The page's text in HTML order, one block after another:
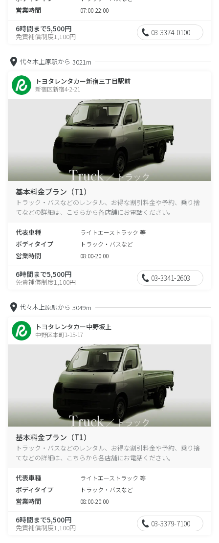
営業時間 07:00-22:00
6時間まで5,500円
免責補償制度1,100円 03-3374-0100
代々木上原駅から 3021m
トヨタレンタカー新宿三丁目駅前
新宿区新宿4-2-21
基本料金プラン（T1）
トラック・バスなどのレンタル、お得な割引料金や予約、乗り捨
てなどの詳細は、こちらから各店舗にお電話ください。
代表車種 ライトエーストラック 等
ボディタイプ トラック・バスなど
営業時間 08:00-20:00
6時間まで5,500円
免責補償制度1,100円 03-3341-2603
代々木上原駅から 3049m
トヨタレンタカー中野坂上
中野区本町1-15-17
基本料金プラン（T1）
トラック・バスなどのレンタル、お得な割引料金や予約、乗り捨
てなどの詳細は、こちらから各店舗にお電話ください。
代表車種 ライトエーストラック 等
ボディタイプ トラック・バスなど
営業時間 08:00-20:00
6時間まで5,500円
免責補償制度1,100円 03-3379-7100